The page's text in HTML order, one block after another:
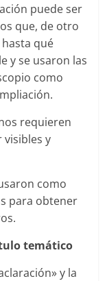
puede ser
que, de otro
qué
y se usaron las
como
requieren
visibles y
como
para obtener
temático
y la